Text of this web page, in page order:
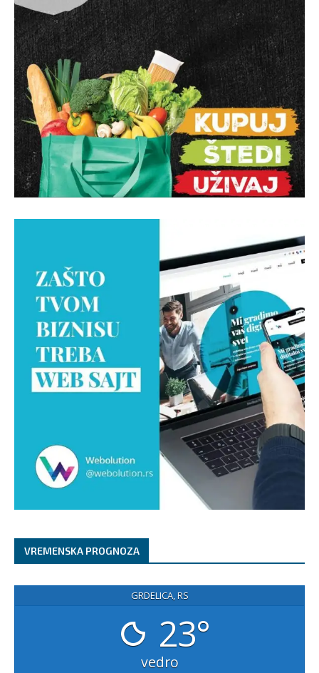
VREMENSKA PROGNOZA
GRDELICA, RS
23°
vedro